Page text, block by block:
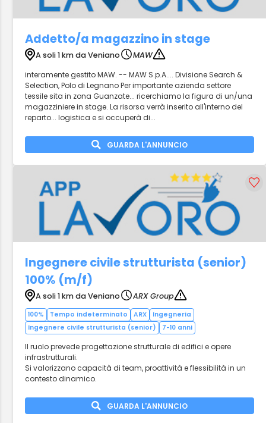
Addetto/a magazzino in stage
A soli 1 km da Veniano
MAW
interamente gestito MAW. -- MAW S.p.A.... Divisione Search &
Selection, Polo di Legnano Per importante azienda settore
tessile sita in zona Guanzate... ricerchiamo la figura di un/una
magazziniere in stage. La risorsa verrà inserito all'interno del
reparto... logistica e si occuperà di...
GUARDA L'ANNUNCIO
Ingegnere civile strutturista (senior)
100% (m/f)
A soli 1 km da Veniano ARX Group
100% Tempo indeterminato ARX
Ingegneria
Ingegnere civile strutturista (senior)
7-10 anni
Il ruolo prevede progettazione strutturale di edifici e opere
infrastrutturali.
Si valorizzano capacità di team, proattività e flessibilità in un
contesto dinamico.
GUARDA L'ANNUNCIO